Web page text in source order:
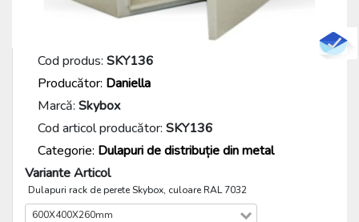
Cod produs: SKY136
Producător: Daniella
Marcă: Skybox
Cod articol producător: SKY136
Categorie: Dulapuri de distribuție din metal
Variante Articol
Dulapuri rack de perete Skybox, culoare RAL 7032
600X400X260mm